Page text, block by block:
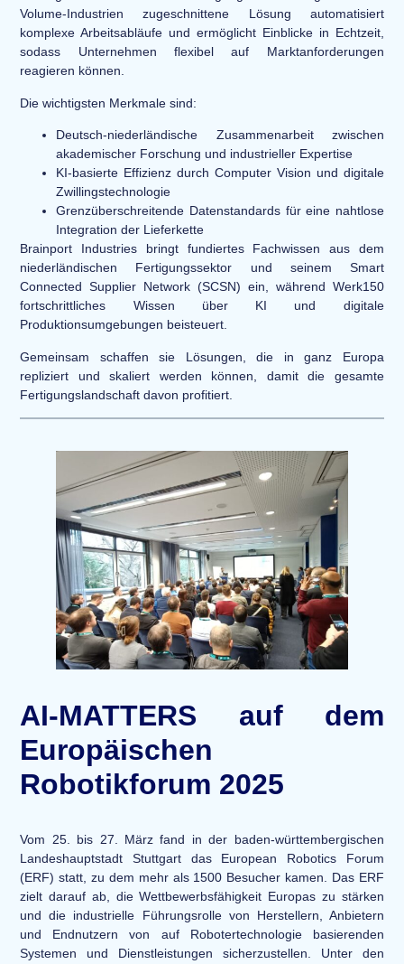
Volume-Industrien zugeschnittene Lösung automatisiert
komplexe Arbeitsabläufe und ermöglicht Einblicke in Echtzeit,
sodass Unternehmen flexibel auf Marktanforderungen
reagieren können.
Die wichtigsten Merkmale sind:
Deutsch-niederländische Zusammenarbeit zwischen
akademischer Forschung und industrieller Expertise
KI-basierte Effizienz durch Computer Vision und digitale
Zwillingstechnologie
Grenzüberschreitende Datenstandards für eine nahtlose
Integration der Lieferkette
Brainport Industries bringt fundiertes Fachwissen aus dem
niederländischen Fertigungssektor und seinem Smart
Connected Supplier Network (SCSN) ein, während Werk150
fortschrittliches Wissen über KI und digitale
Produktionsumgebungen beisteuert.
Gemeinsam schaffen sie Lösungen, die in ganz Europa
repliziert und skaliert werden können, damit die gesamte
Fertigungslandschaft davon profitiert.
AI-MATTERS auf dem
Europäischen
Robotikforum 2025
Vom 25. bis 27. März fand in der baden-württembergischen
Landeshauptstadt Stuttgart das European Robotics Forum
(ERF) statt, zu dem mehr als 1500 Besucher kamen. Das ERF
zielt darauf ab, die Wettbewerbsfähigkeit Europas zu stärken
und die industrielle Führungsrolle von Herstellern, Anbietern
und Endnutzern von auf Robotertechnologie basierenden
Systemen und Dienstleistungen sicherzustellen. Unter den